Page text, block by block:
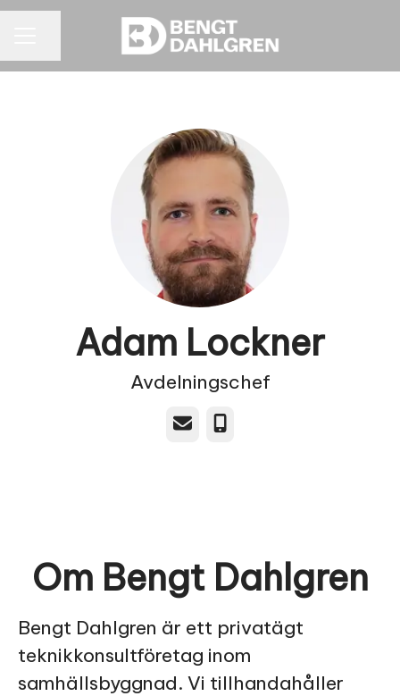
Adam Lockner
Avdelningschef
E-postTelefon
Om Bengt Dahlgren
Bengt Dahlgren är ett privatägt
teknikkonsultföretag inom
samhällsbyggnad. Vi tillhandahåller